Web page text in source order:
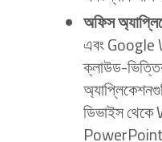
অফিস
এবং
ক্লাউড-
ডিভাইস
PowerPoint